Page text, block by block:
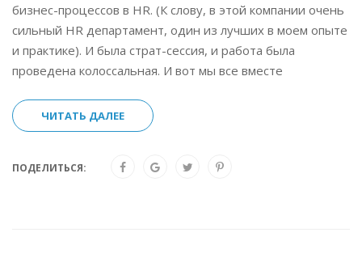
бизнес-процессов в HR. (К слову, в этой компании очень
сильный HR департамент, один из лучших в моем опыте
и практике). И была страт-сессия, и работа была
проведена колоссальная. И вот мы все вместе
ЧИТАТЬ ДАЛЕЕ
ПОДЕЛИТЬСЯ: